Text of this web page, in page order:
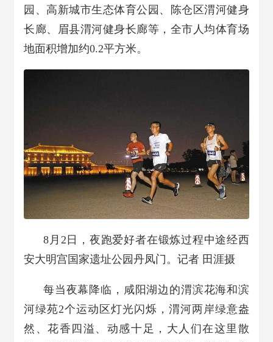
园、高新城市生态体育公园、陈仓区渭河健身
长廊、眉县渭河健身长廊等，全市人均体育场
地面积增加约0.2平方米。
8月2日，夜跑爱好者在锻炼过程中途经西
安大明宫国家遗址公园丹凤门。记者 田涯摄
每当夜幕降临，咸阳湖边的渭滨花海和滨
河绿苑2个运动区灯光闪烁，渭河两岸绿意盎
然、花香四溢、动感十足，大人们在这里散